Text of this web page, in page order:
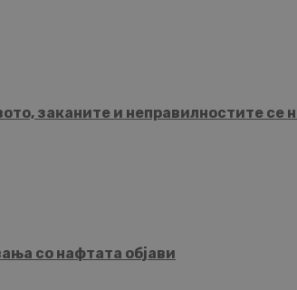
заканите и неправилностите се
со нафтата објави